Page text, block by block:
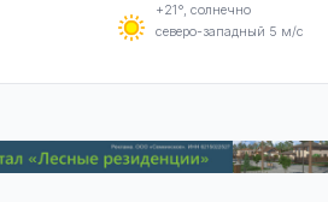
+21°, солнечно
северо-западный 5 м/с